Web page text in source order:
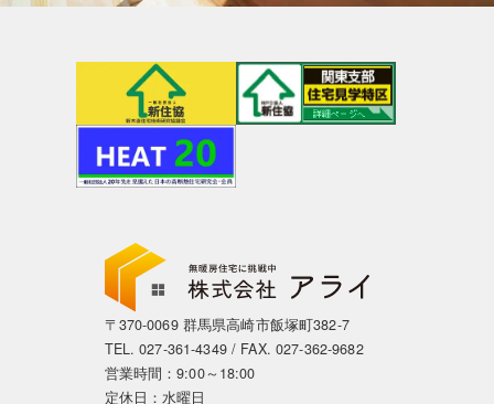
〒370-0069 群馬県高崎市飯塚町382-7
TEL.027-361-4349/ FAX. 027-362-9682
営業時間：9:00～18:00
定休日：水曜日